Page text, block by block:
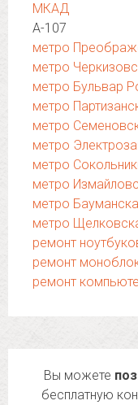
МКАД
А-107
метро
метро
метро Бульвар
метро
метро
метро
метро
метро
метро
метро
ремонт
ремонт
ремонт
Вы можете
бесплатную